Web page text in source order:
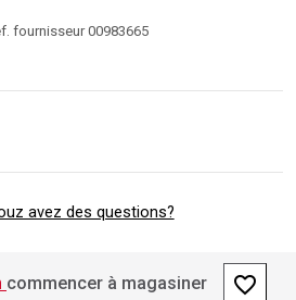
fournisseur 00983665
avez des questions?
commencer à magasiner favorite_border